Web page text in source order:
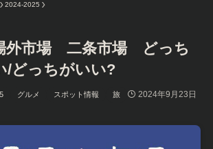
2024-2025
外市場 二条市場 どっち
/どっちがいい?
グルメ スポット情報 旅 2024年9月23日